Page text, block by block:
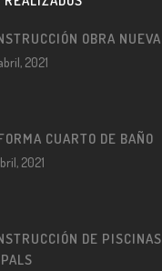
OBRA NUEVA
2021
CUARTO DE BAÑO
2021
DE PISCINAS